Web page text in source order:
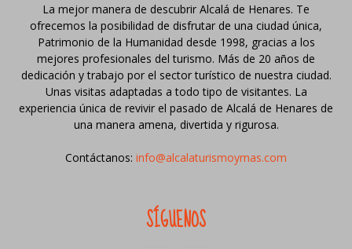
La mejor manera de descubrir Alcalá de Henares. Te
ofrecemos la posibilidad de disfrutar de una ciudad única,
Patrimonio de la Humanidad desde 1998, gracias a los
mejores profesionales del turismo. Más de 20 años de
dedicación y trabajo por el sector turístico de nuestra ciudad.
Unas visitas adaptadas a todo tipo de visitantes. La
experiencia única de revivir el pasado de Alcalá de Henares de
una manera amena, divertida y rigurosa.
Contáctanos: info@alcalaturismoymas.com
SÍGUENOS